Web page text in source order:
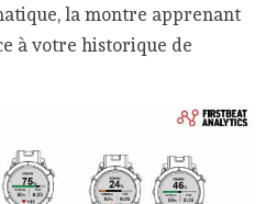
la montre apprenant
à votre historique de